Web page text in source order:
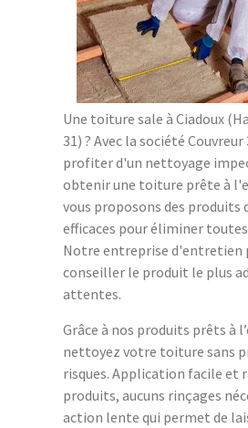
Une toiture sale à Ciadoux
31) ? Avec la société
profiter d'un nettoyage
obtenir une toiture prête à
vous proposons des produits
efficaces pour éliminer
Notre entreprise d'entretien
conseiller le produit le plus
attentes.
Grâce à nos produits prêts à
nettoyez votre toiture sans
risques. Application facile et
produits, aucuns rinçages
action lente qui permet de